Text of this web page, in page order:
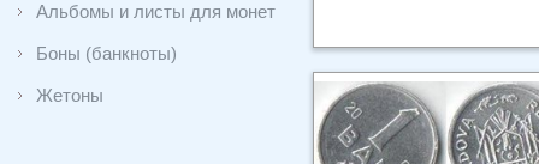
Альбомы и листы для монет
Боны (банкноты)
Жетоны